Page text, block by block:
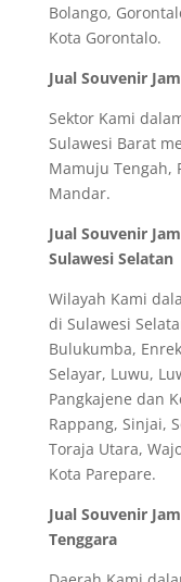
Bolango,
Kota Gorontalo.
Jual Souvenir
Sektor Kami
Sulawesi Barat
Mamuju Tengah,
Mandar.
Jual Souvenir
Sulawesi Selatan
Wilayah Kami
di Sulawesi
Bulukumba,
Selayar, Luwu,
Pangkajene dan
Rappang, Sinjai,
Toraja Utara,
Kota Parepare.
Jual Souvenir
Tenggara